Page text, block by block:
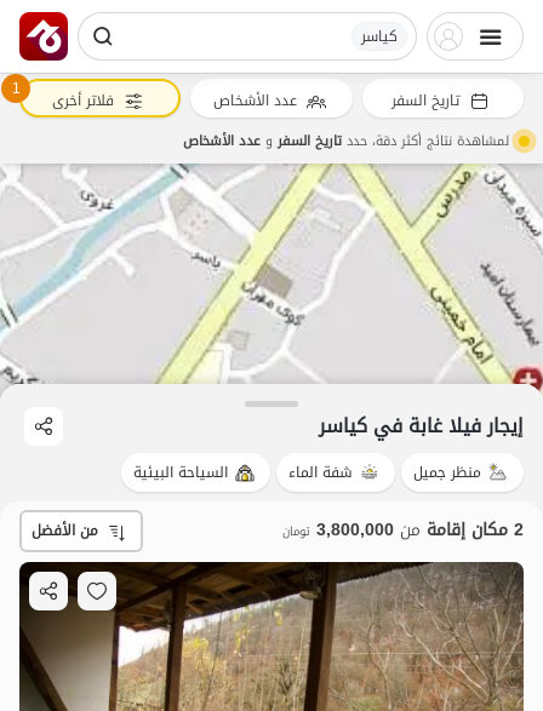
کیاسر
إيجار فيلا غابة في کیاسر
منظر جميل شفة الماء السياحة البيئية
2 مكان إقامة من 3,800,000 تومان من الأفضل
تاريخ السفر عدد الأشخاص 1 فلاتر أخرى
لمشاهدة نتائج أكثر دقة، حددتاريخ السفروعدد الأشخاص